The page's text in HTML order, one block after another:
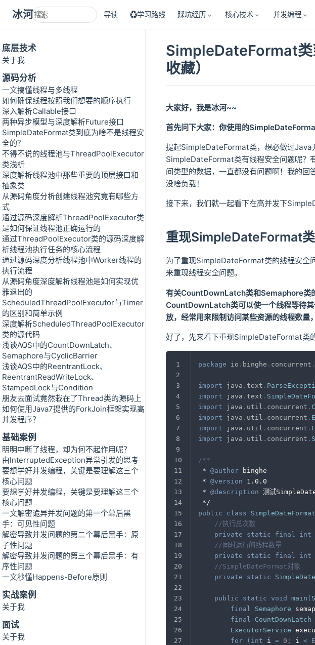
冰河技术 导读 ♻学习路线 踩坑经历 核心技术 并发编程
底层技术
关于我
源码分析
一文搞懂线程与多线程
如何确保线程按照我们想要的顺序执行
深入解析Callable接口
两种异步模型与深度解析Future接口
SimpleDateFormat类到底为啥不是线程安
全的？
不得不说的线程池与ThreadPoolExecutor
类浅析
深度解析线程池中那些重要的顶层接口和
抽象类
从源码角度分析创建线程池究竟有哪些方
式
通过源码深度解析ThreadPoolExecutor类
是如何保证线程池正确运行的
通过ThreadPoolExecutor类的源码深度解
析线程池执行任务的核心流程
通过源码深度分析线程池中Worker线程的
执行流程
从源码角度深度解析线程池是如何实现优
雅退出的
ScheduledThreadPoolExecutor与Timer
的区别和简单示例
深度解析ScheduledThreadPoolExecutor
类的源代码
浅谈AQS中的CountDownLatch、
Semaphore与CyclicBarrier
浅谈AQS中的ReentrantLock、
ReentrantReadWriteLock、
StampedLock与Condition
朋友去面试竟然栽在了Thread类的源码上
如何使用Java7提供的ForkJoin框架实现高
并发程序？
基础案例
明明中断了线程，却为何不起作用呢？
由InterruptedException异常引发的思考
要想学好并发编程，关键是要理解这三个
核心问题
要想学好并发编程，关键是要理解这三个
核心问题
一文解密诡异并发问题的第一个幕后黑
手：可见性问题
解密导致并发问题的第二个幕后黑手：原
子性问题
解密导致并发问题的第三个幕后黑手：有
序性问题
一文秒懂Happens-Before原则
实战案例
关于我
面试
关于我
SimpleDateFormat类
收藏）
大家好，我是冰河~~
首先问下大家：你使用的
提起SimpleDateFormat类，想必做过Java
SimpleDateFormat类有线程安全问题呢？
间类型的数据，一直都没有问题啊！我的
没啥负载！
接下来，我们就一起看下在高并发下
重现SimpleDateFormat
为了重现SimpleDateFormat类的线程安全
来重现线程安全问题。
有关CountDownLatch类和Semaphore类
CountDownLatch类可以使一个线程等待
放，经常用来限制访问某些资源的线程数量
好了，先来看下重现SimpleDateFormat类
package io . binghe . concurrent .
import java . text .
import
java . text .
import
java . util . concurrent .
import
java . util . concurrent .
import
java . util . concurrent .
import
java . util . concurrent .
/**
* @author binghe
* @version 1.0.0
* @description 测试
*/
public
class
//执行总次数
private
static final int
//同时运行的线程数量
private
static final int
//SimpleDateFormat对象
private
static
public static void main (
final
Semaphore
final
CountDownLatch
ExecutorService
for
( int i = 0 ; i <